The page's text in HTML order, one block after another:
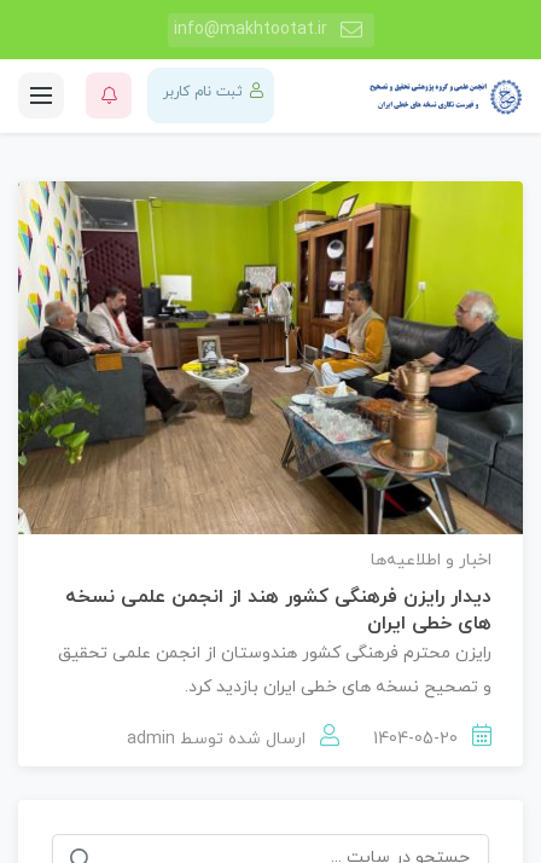
info@makhtootat.ir
ثبت نام کاربر
اخبار و اطلاعیه‌ها
دیدار رایزن فرهنگی کشور هند از انجمن علمی نسخه
های خطی ایران
رایزن محترم فرهنگی کشور هندوستان از انجمن علمی تحقیق
و تصحیح نسخه های خطی ایران بازدید کرد.
ارسال شده توسط admin
جستجو